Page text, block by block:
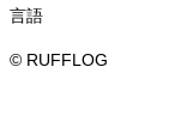
言語
© RUFFLOG